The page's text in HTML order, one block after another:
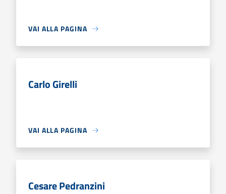
VAI ALLA PAGINA
Carlo Girelli
VAI ALLA PAGINA
Cesare Pedranzini